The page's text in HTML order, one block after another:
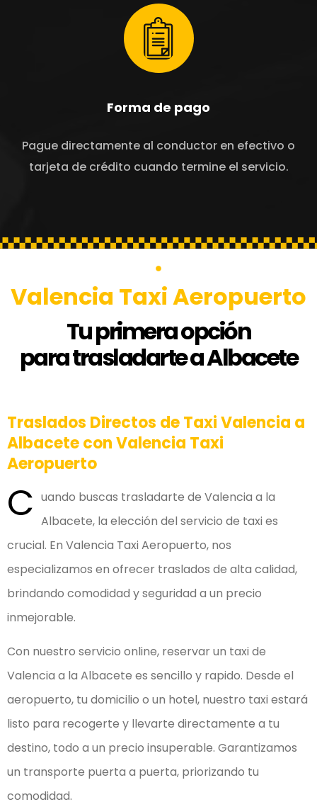
Forma de pago
Pague directamente al conductor en efectivo o
tarjeta de crédito cuando termine el servicio.
Valencia Taxi Aeropuerto
Tu primera opción
para trasladarte a Albacete
Traslados Directos de Taxi Valencia a
Albacete con Valencia Taxi
Aeropuerto
C uando buscas trasladarte de Valencia a la
Albacete, la elección del servicio de taxi es
crucial. En Valencia Taxi Aeropuerto, nos
especializamos en ofrecer traslados de alta calidad,
brindando comodidad y seguridad a un precio
inmejorable.
Con nuestro servicio online, reservar un taxi de
Valencia a la Albacete es sencillo y rapido. Desde el
aeropuerto, tu domicilio o un hotel, nuestro taxi estará
listo para recogerte y llevarte directamente a tu
destino, todo a un precio insuperable. Garantizamos
un transporte puerta a puerta, priorizando tu
comodidad.